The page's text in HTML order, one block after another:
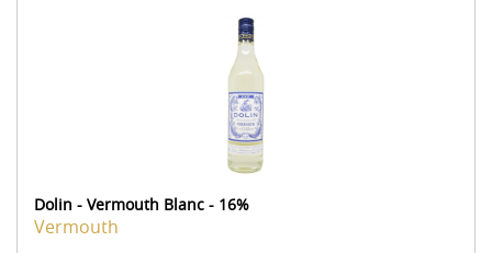
Dolin - Vermouth Blanc - 16%
Vermouth